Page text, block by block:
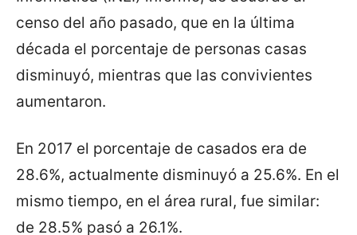
censo del año pasado, que en la última
década el porcentaje de personas casas
disminuyó, mientras que las convivientes
aumentaron.
En 2017 el porcentaje de casados era de
28.6%, actualmente disminuyó a 25.6%. En el
mismo tiempo, en el área rural, fue similar:
de 28.5% pasó a 26.1%.